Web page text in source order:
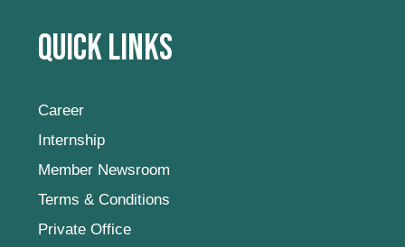
Quick Links
Career
Internship
Member Newsroom
Terms & Conditions
Private Office